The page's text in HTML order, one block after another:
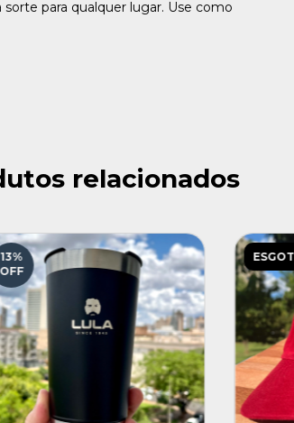
para qualquer lugar. Use como
relacionados
13%
OFF